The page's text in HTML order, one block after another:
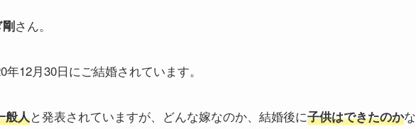
さん。
年12月30日にご結婚されています。
般人と発表されていますが、どんな嫁なのか、結婚後に子供はできたのかな